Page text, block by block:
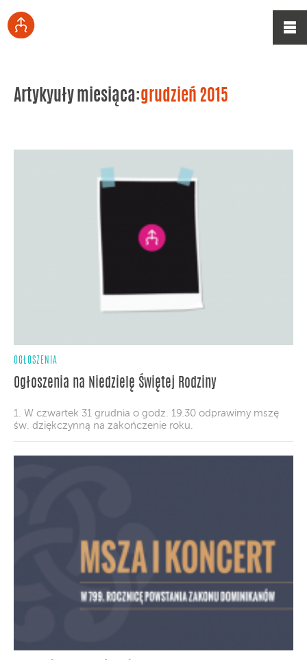
Artykyuły miesiąca:grudzień 2015
OGŁOSZENIA
Ogłoszenia na Niedzielę Świętej Rodziny
1. W czwartek 31 grudnia o godz. 19.30 odprawimy mszę
św. dziękczynną na zakończenie roku.